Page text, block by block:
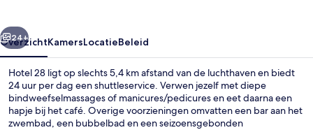
Volgende
24+
OverzichtKamersLocatieBeleid
Hotel 28 ligt op slechts 5,4 km afstand van de luchthaven en biedt
24 uur per dag een shuttleservice. Verwen jezelf met diepe
bindweefselmassages of manicures/pedicures en eet daarna een
hapje bij het café. Overige voorzieningen omvatten een bar aan het
zwembad, een bubbelbad en een seizoensgebonden